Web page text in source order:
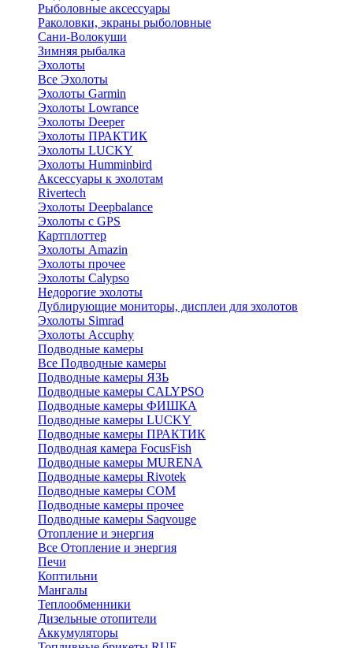
Рыболовные аксессуары
Раколовки, экраны рыболовные
Сани-Волокуши
Зимняя рыбалка
Эхолоты
Все Эхолоты
Эхолоты Garmin
Эхолоты Lowrance
Эхолоты Deeper
Эхолоты ПРАКТИК
Эхолоты LUCKY
Эхолоты Humminbird
Аксессуары к эхолотам
Rivertech
Эхолоты Deepbalance
Эхолоты с GPS
Картплоттер
Эхолоты Amazin
Эхолоты прочее
Эхолоты Calypso
Недорогие эхолоты
Дублирующие мониторы, дисплеи для эхолотов
Эхолоты Simrad
Эхолоты Accuphy
Подводные камеры
Все Подводные камеры
Подводные камеры ЯЗЬ
Подводные камеры CALYPSO
Подводные камеры ФИШКА
Подводные камеры LUCKY
Подводные камеры ПРАКТИК
Подводная камера FocusFish
Подводные камеры MURENA
Подводные камеры Rivotek
Подводные камеры СОМ
Подводные камеры прочее
Подводные камеры Saqvouge
Отопление и энергия
Все Отопление и энергия
Печи
Коптильни
Мангалы
Теплообменники
Дизельные отопители
Аккумуляторы